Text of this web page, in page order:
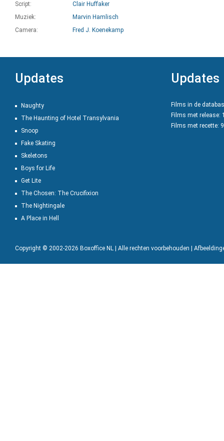
Script:
Clair Huffaker
Muziek:
Marvin Hamlisch
Camera:
Fred J. Koenekamp
Updates
Naughty
The Haunting of Hotel Transylvania
Snoop
Fake Skating
Skeletons
Boys for Life
Get Lite
The Chosen: The Crucifixion
The Nightingale
A Place in Hell
Updates
Films in de
Films met release:
Films met recette:
Copyright © 2002-2026 Boxoffice NL | Alle rechten voorbehouden |